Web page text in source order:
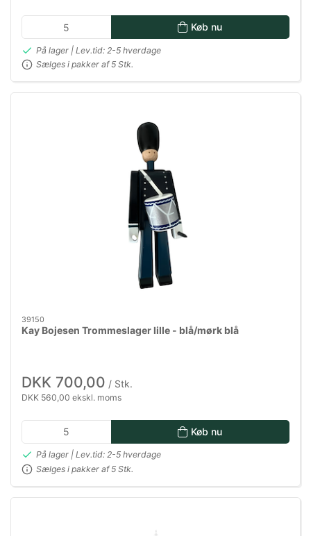
Køb nu
På lager | Lev.tid: 2-5 hverdage
Sælges i pakker af 5 Stk.
39150
Kay Bojesen Trommeslager lille - blå/mørk blå
DKK 700,00 / Stk.
DKK 560,00 ekskl. moms
Køb nu
På lager | Lev.tid: 2-5 hverdage
Sælges i pakker af 5 Stk.